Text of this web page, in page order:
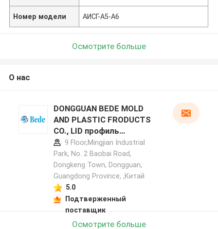
Номер модели АИСГ-А5-А6
Осмотрите больше
О нас
DONGGUAN BEDE MOLD
AND PLASTIC FRODUCTS
CO., LID профиль
производителя
9 Floor,Mingjian Industrial
Park, No. 2 Baobai Road,
Dongkeng Town, Dongguan,
Guangdong Province, ,Китай
5.0
Подтверженный
поставщик
Осмотрите больше